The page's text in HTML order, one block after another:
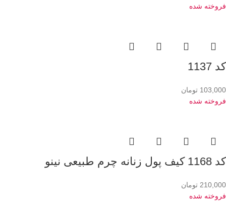
فروخته شده
کد 1137
103,000 تومان
فروخته شده
کد 1168 کیف پول زنانه چرم طبیعی نینو
210,000 تومان
فروخته شده